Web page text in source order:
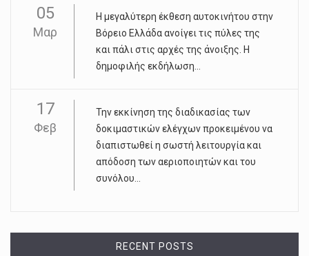
05
Μαρ
Η μεγαλύτερη έκθεση αυτοκινήτου στην
Βόρειο Ελλάδα ανοίγει τις πύλες της
και πάλι στις αρχές της άνοιξης. Η
δημοφιλής εκδήλωση...
17
Φεβ
Την εκκίνηση της διαδικασίας των
δοκιμαστικών ελέγχων προκειμένου να
διαπιστωθεί η σωστή λειτουργία και
απόδοση των αεριοποιητών και του
συνόλου...
RECENT POSTS